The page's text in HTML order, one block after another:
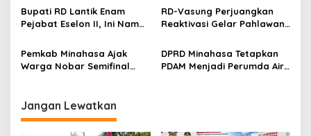
Dijamin, Implementasi
Berproses
Bupati RD Lantik Enam
Pejabat Eselon II, Ini Nama-
RD-Vasung Perjuangkan
Reaktivasi Gelar Pahlawan
Kemensos
Pemkab Minahasa Ajak
Warga Nobar Semifinal
DPRD Minahasa Tetapkan
PDAM Menjadi Perumda Air
Jangan Lewatkan